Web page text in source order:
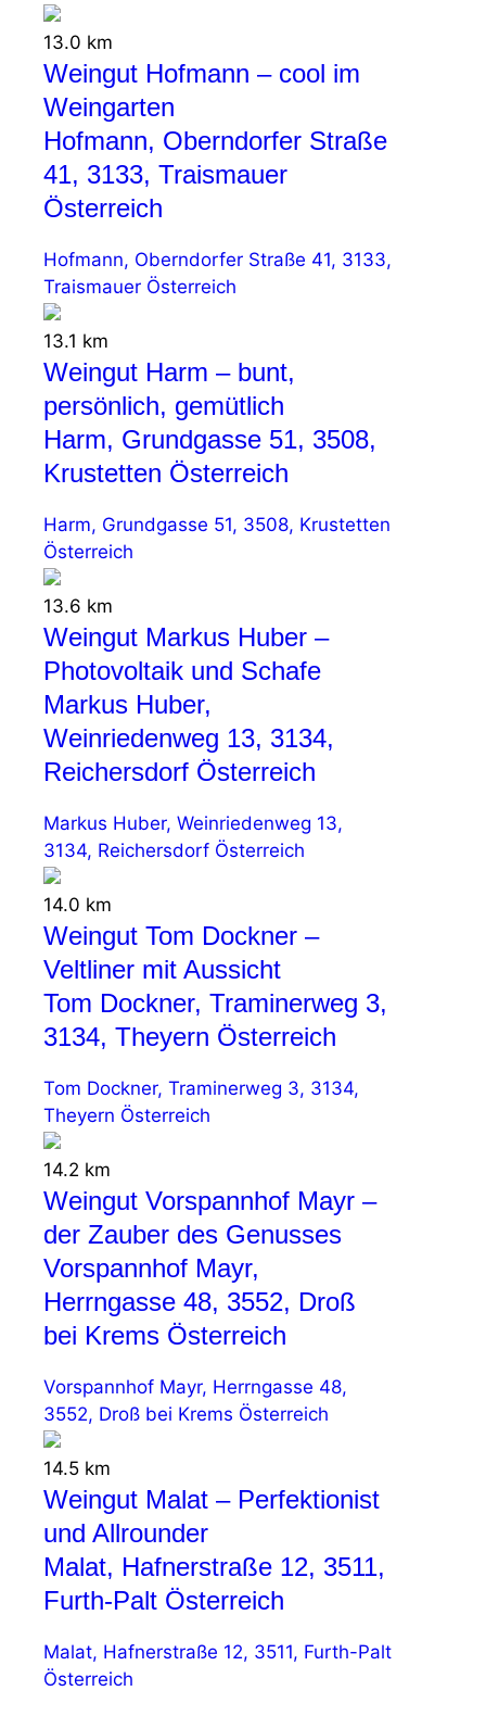
13.0 km
Weingut Hofmann – cool im
Weingarten
Hofmann, Oberndorfer Straße
41, 3133, Traismauer
Österreich
Hofmann, Oberndorfer Straße 41, 3133,
Traismauer Österreich
13.1 km
Weingut Harm – bunt,
persönlich, gemütlich
Harm, Grundgasse 51, 3508,
Krustetten Österreich
Harm, Grundgasse 51, 3508, Krustetten
Österreich
13.6 km
Weingut Markus Huber –
Photovoltaik und Schafe
Markus Huber,
Weinriedenweg 13, 3134,
Reichersdorf Österreich
Markus Huber, Weinriedenweg 13,
3134, Reichersdorf Österreich
14.0 km
Weingut Tom Dockner –
Veltliner mit Aussicht
Tom Dockner, Traminerweg 3,
3134, Theyern Österreich
Tom Dockner, Traminerweg 3, 3134,
Theyern Österreich
14.2 km
Weingut Vorspannhof Mayr –
der Zauber des Genusses
Vorspannhof Mayr,
Herrngasse 48, 3552, Droß
bei Krems Österreich
Vorspannhof Mayr, Herrngasse 48,
3552, Droß bei Krems Österreich
14.5 km
Weingut Malat – Perfektionist
und Allrounder
Malat, Hafnerstraße 12, 3511,
Furth-Palt Österreich
Malat, Hafnerstraße 12, 3511, Furth-Palt
Österreich